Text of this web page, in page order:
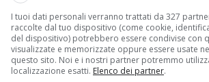
riscatto ma le cose non sembrano
lasceranno i telespettatori in
liberate e potranno tornare a
I tuoi dati personali verranno trattati da 327
raccolte dal tuo dispositivo (come cookie,
del dispositivo) potrebbero essere condivise con
visualizzate e memorizzate oppure essere usate
questo sito. Noi e i nostri partner potremmo
localizzazione esatti. Elenco dei partner.